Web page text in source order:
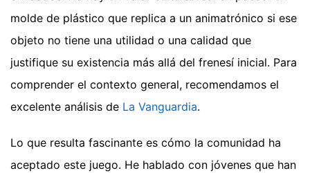
molde de plástico que replica a un animatrónico si ese
objeto no tiene una utilidad o una calidad que
justifique su existencia más allá del frenesí inicial. Para
comprender el contexto general, recomendamos el
excelente análisis de La Vanguardia.
Lo que resulta fascinante es cómo la comunidad ha
aceptado este juego. He hablado con jóvenes que han